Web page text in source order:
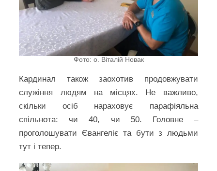
Фото: о. Віталій Новак
Кардинал також заохотив продовжувати
служіння людям на місцях. Не важливо,
скільки осіб нараховує парафіяльна
спільнота: чи 40, чи 50. Головне –
проголошувати Євангеліє та бути з людьми
тут і тепер.